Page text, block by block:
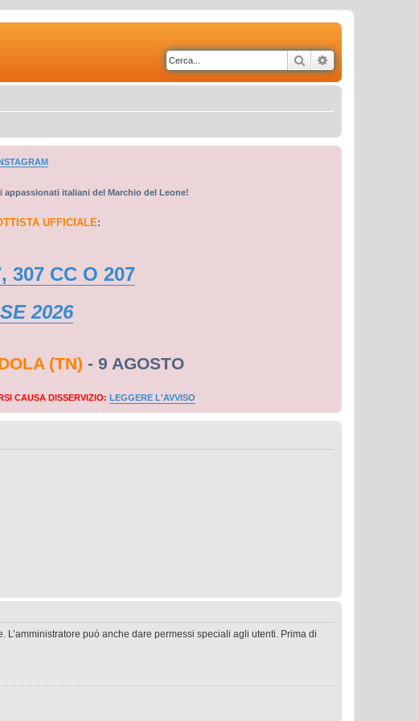
Cerca
italiani del Marchio del Leone!
UFFICIALE:
307 CC O 207
2026
(TN) - 9 AGOSTO
CAUSA DISSERVIZIO: LEGGERE L'AVVISO
può anche dare permessi speciali agli utenti. Prima di